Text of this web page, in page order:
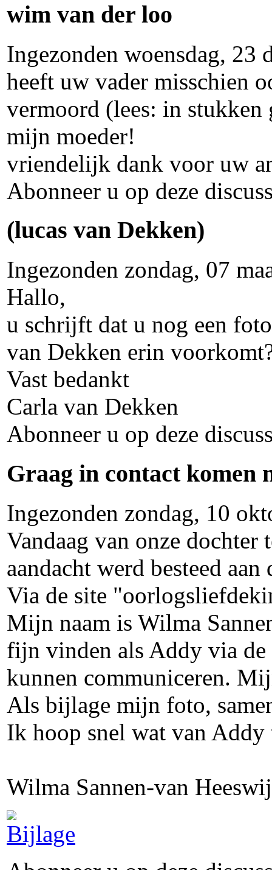
wim van der loo
Ingezonden woensdag, 23
heeft uw vader misschien
vermoord (lees: in stukken
mijn moeder!
vriendelijk dank voor uw
Abonneer u op deze
(lucas van Dekken)
Ingezonden zondag, 07
Hallo,
u schrijft dat u nog een
van Dekken erin
Vast bedankt
Carla van Dekken
Abonneer u op deze
Graag in contact
Ingezonden zondag, 10
Vandaag van onze dochter
aandacht werd besteed
Via de site
Mijn naam is Wilma
fijn vinden als Addy via de
kunnen communiceren.
Als bijlage mijn foto,
Ik hoop snel wat van Addy
Wilma Sannen-van